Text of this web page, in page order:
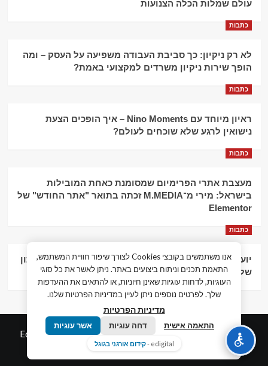
עולם שמלות הכלה הצנועות
כתבות
לא רק ניקיון: כך סביבת העבודה משפיעה על העסק – ומה
הופך שירות ניקיון משרדים למקצועי באמת?
כתבות
ראיון מיוחד עם Nino Moments – איך הופכים הצעת
נישואין לרגע שלא שוכחים לעולם?
כתבות
מעצבת אתרי הפרימיום שמסומנת כאחת המובילות
בישראל: מירי מ־M.MEDIA זכתה בתואר "אתר החודש" של
Elementor
כתבות
יועץ עסקי וליווי פיננסי – הדרך לצמיחה כלכלית וניהול נכון
של העסק
© כל הזכויות שמורות חדשות המאה ה-21 |
Edigital.co.ilby
אלימלך דיגיטל.
אנו משתמשים בקובצי Cookies לצורך שיפור חוויית המשתמש,
התאמת תכנים וניתוח ביצועים באתר. ניתן לאשר את כל סוגי
העוגיות, לדחות עוגיות שאינן חיוניות, או להתאים את ההעדפות
שלך. לפרטים נוספים ניתן לעיין במדיניות הפרטיות שלנו.
מדיניות הפרטיות
התאמה אישית דחה עוגיות אשר עוגיות
edigital - קידום אורגני בגוגל